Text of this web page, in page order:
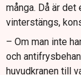
många. Då är
vinterstängs,
– Om man inte
och
huvudkranen till